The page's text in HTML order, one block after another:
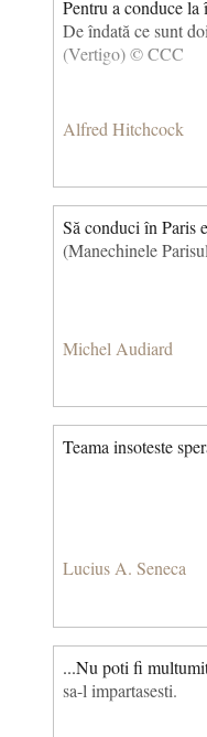
Pentru a conduce
De îndată ce sunt
(Vertigo) © CCC
Alfred Hitchcock
Să conduci în Paris
(Manechinele
Michel Audiard
Teama insoteste
Lucius A. Seneca
...Nu poti fi
sa-l impartasesti.